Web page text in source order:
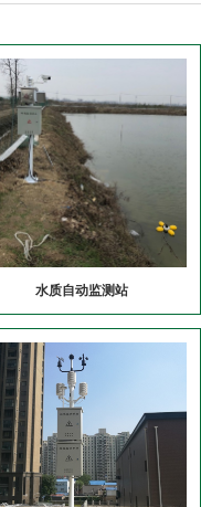
水质自动监测站